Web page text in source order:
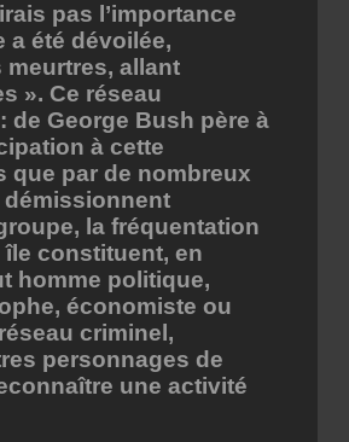
pas l’importance
a été dévoilée,
allant
». Ce réseau
de George Bush père à
à cette
que par de nombreux
démissionnent
la fréquentation
île constituent, en
homme politique,
économiste ou
criminel,
personnages de
une activité